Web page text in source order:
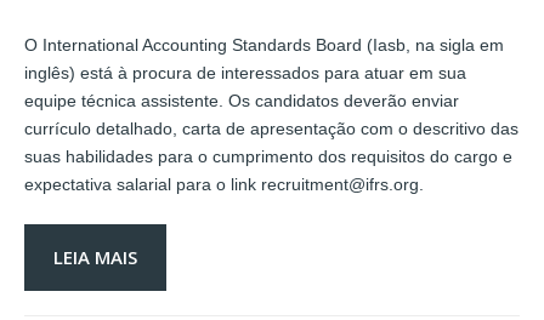
O International Accounting Standards Board (Iasb, na sigla em
inglês) está à procura de interessados para atuar em sua
equipe técnica assistente. Os candidatos deverão enviar
currículo detalhado, carta de apresentação com o descritivo das
suas habilidades para o cumprimento dos requisitos do cargo e
expectativa salarial para o link recruitment@ifrs.org.
LEIA MAIS